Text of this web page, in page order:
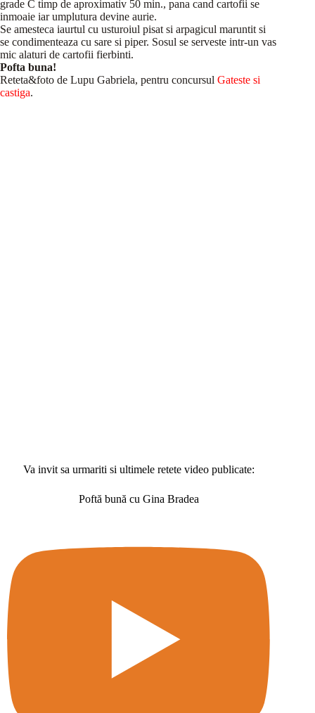
grade C timp de aproximativ 50 min., pana cand cartofii se
inmoaie iar umplutura devine aurie.
Se amesteca iaurtul cu usturoiul pisat si arpagicul maruntit si
se condimenteaza cu sare si piper. Sosul se serveste intr-un vas
mic alaturi de cartofii fierbinti.
Pofta buna!
Reteta&foto de Lupu Gabriela, pentru concursul Gateste si
castiga.
Va invit sa urmariti si ultimele retete video publicate:
Poftă bună cu Gina Bradea